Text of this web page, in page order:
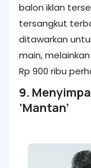
balon iklan
tersangkut
ditawarkan
main,
Rp 900 ribu
9.
‘Mantan’